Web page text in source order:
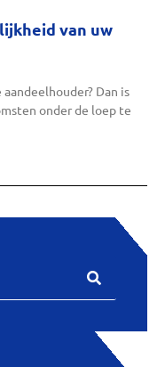
van uw
Dan is
onder de loep te